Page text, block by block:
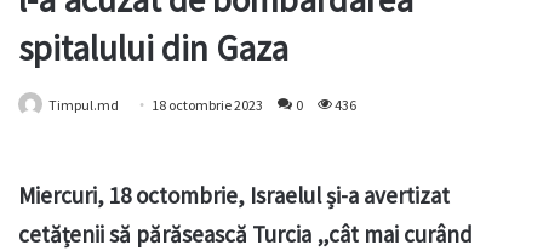
spitalului din Gaza
Timpul.md 18 octombrie 2023 0 436
Miercuri, 18 octombrie, Israelul și-a avertizat
cetățenii să părăsească Turcia „cât mai curând